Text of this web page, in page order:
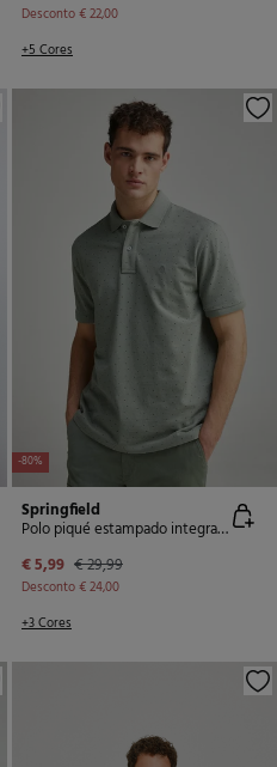
Desconto€ 22,00
+5 Cores
-80%
Springfield
Polo piqué estampado integralmente regular fit
€ 5,99 € 29,99
Desconto€ 24,00
+3 Cores